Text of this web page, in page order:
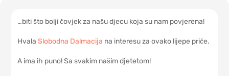
…biti što bolji čovjek za našu djecu koja su nam povjerena!
HvalaSlobodna Dalmacija na interesu za ovako lijepe priče.
A ima ih puno! Sa svakim našim djetetom!